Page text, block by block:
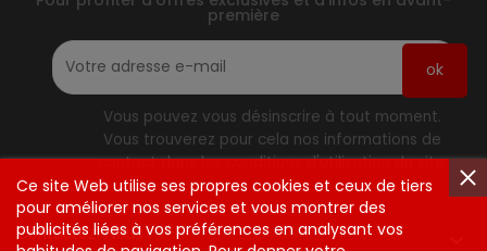
première
Vous pouvez vous désinscrire à tout moment.
Vous trouverez pour cela nos informations de
contact dans les conditions d'utilisation du site.
Contactez-Nous
Ce site Web utilise ses propres cookies et ceux de tiers
pour améliorer nos services et vous montrer des
publicités liées à vos préférences en analysant vos